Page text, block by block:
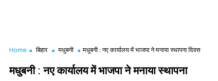
Home बिहार मधुबनी मधुबनी : नए कार्यालय में भाजपा ने मनाया स्थापना दिवस
मधुबनी : नए कार्यालय में भाजपा ने मनाया स्थापना